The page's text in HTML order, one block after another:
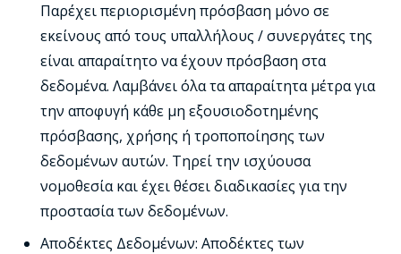
Παρέχει περιορισμένη πρόσβαση μόνο σε
εκείνους από τους υπαλλήλους / συνεργάτες της
είναι απαραίτητο να έχουν πρόσβαση στα
δεδομένα. Λαμβάνει όλα τα απαραίτητα μέτρα για
την αποφυγή κάθε μη εξουσιοδοτημένης
πρόσβασης, χρήσης ή τροποποίησης των
δεδομένων αυτών. Τηρεί την ισχύουσα
νομοθεσία και έχει θέσει διαδικασίες για την
προστασία των δεδομένων.
Αποδέκτες Δεδομένων: Αποδέκτες των